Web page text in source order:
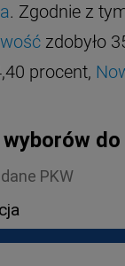
. Zgodnie z
zdobyło
procent,